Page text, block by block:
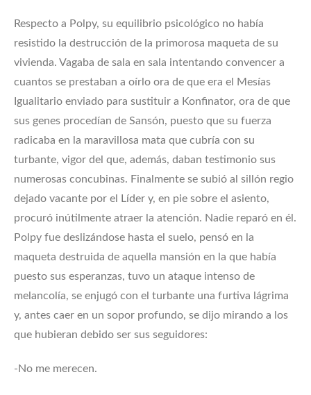
Respecto a Polpy, su equilibrio psicológico no había
resistido la destrucción de la primorosa maqueta de su
vivienda. Vagaba de sala en sala intentando convencer a
cuantos se prestaban a oírlo ora de que era el Mesías
Igualitario enviado para sustituir a Konfinator, ora de que
sus genes procedían de Sansón, puesto que su fuerza
radicaba en la maravillosa mata que cubría con su
turbante, vigor del que, además, daban testimonio sus
numerosas concubinas. Finalmente se subió al sillón regio
dejado vacante por el Líder y, en pie sobre el asiento,
procuró inútilmente atraer la atención. Nadie reparó en él.
Polpy fue deslizándose hasta el suelo, pensó en la
maqueta destruida de aquella mansión en la que había
puesto sus esperanzas, tuvo un ataque intenso de
melancolía, se enjugó con el turbante una furtiva lágrima
y, antes caer en un sopor profundo, se dijo mirando a los
que hubieran debido ser sus seguidores:
-No me merecen.